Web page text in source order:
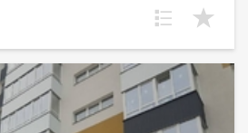
площадь квартиры 56,3 кв.м. (без
кв.м., кухня 7,3 кв.м. Окна выходят
Все комнаты
(с выходом на балкон), две
кв.м. Просторный холл 6,6 кв.м.
Квартира требует ремонта! Очень
запахов, уходенная